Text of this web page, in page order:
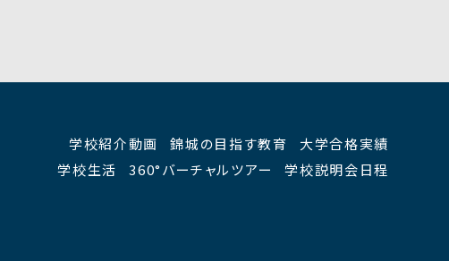
学校紹介動画 錦城の目指す教育
大学合格実績
学校生活
360°バーチャルツアー 学校説明会日程